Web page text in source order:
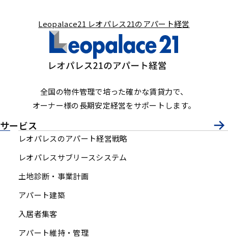
Leopalace21 レオパレス21のアパート経営
全国の物件管理で培った確かな賃貸力で、
オーナー様の長期安定経営をサポートします。
サービス
レオパレスのアパート経営戦略
レオパレスサブリースシステム
土地診断・事業計画
アパート建築
入居者集客
アパート維持・管理